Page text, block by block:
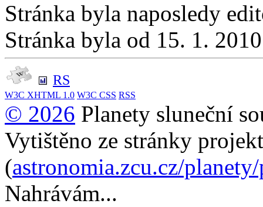
Stránka byla naposledy
Stránka byla od 15. 1.
RS
W3C XHTML 1.0 W3C CSS RSS
© 2026 Planety sluneční
Vytištěno ze stránky
(astronomia.zcu.cz/
Nahrávám...